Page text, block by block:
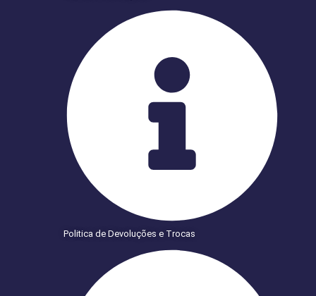
Politica de Devoluções e Trocas